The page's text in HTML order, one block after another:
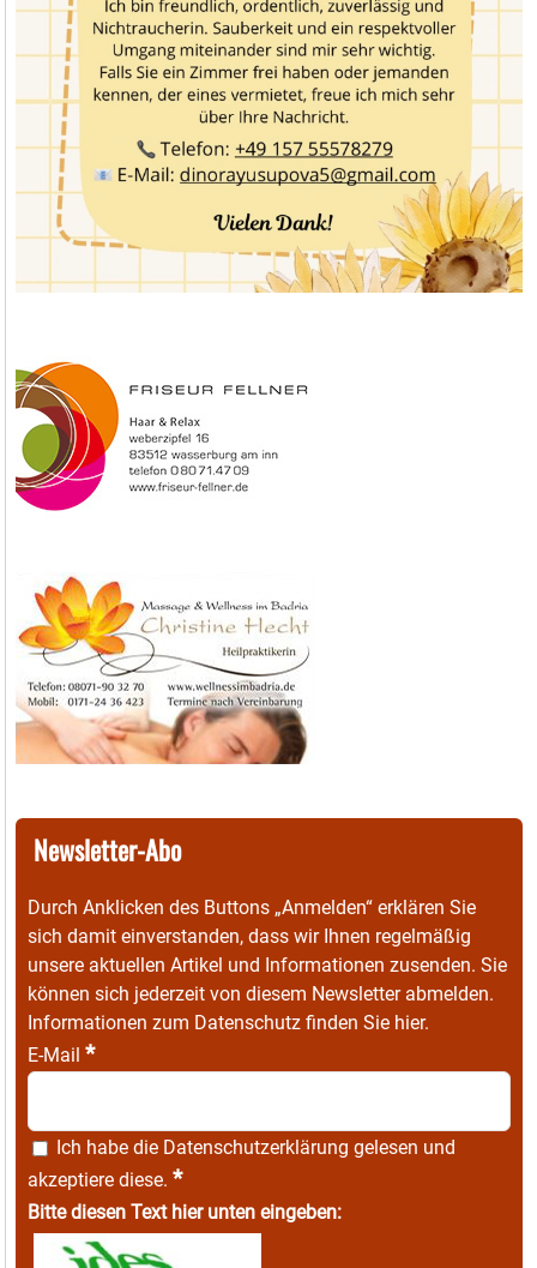
Newsletter-Abo
Durch Anklicken des Buttons „Anmelden“ erklären Sie
sich damit einverstanden, dass wir Ihnen regelmäßig
unsere aktuellen Artikel und Informationen zusenden. Sie
können sich jederzeit von diesem Newsletter abmelden.
Informationen zum Datenschutz finden Sie hier.
E-Mail *
Ich habe die Datenschutzerklärung gelesen und
akzeptiere diese. *
Bitte diesen Text hier unten eingeben: